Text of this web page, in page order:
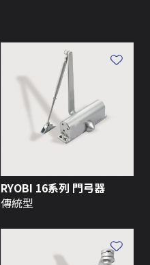
RYOBI 16系列 門弓器
傳統型